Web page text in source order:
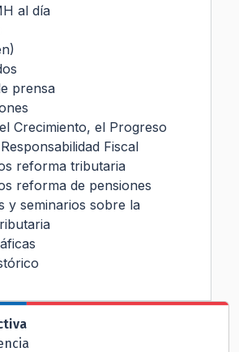
al día
prensa
Crecimiento, el Progreso
Fiscal
reforma tributaria
reforma de pensiones
y seminarios sobre la